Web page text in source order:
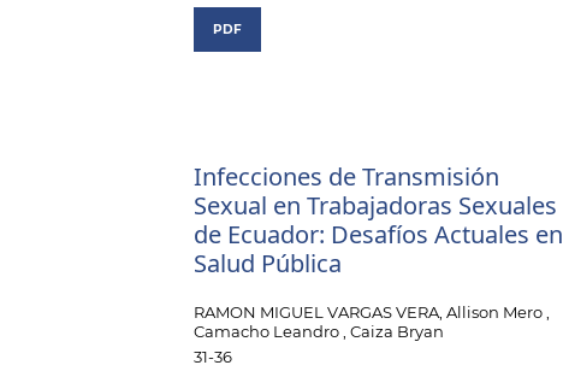
PDF
Infecciones de Transmisión
Sexual en Trabajadoras Sexuales
de Ecuador: Desafíos Actuales en
Salud Pública
RAMON MIGUEL VARGAS VERA, Allison Mero ,
Camacho Leandro , Caiza Bryan
31-36